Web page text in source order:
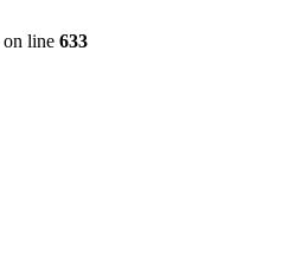
on line 633